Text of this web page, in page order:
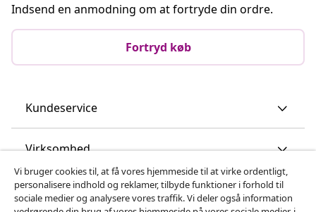
Indsend en anmodning om at fortryde din ordre.
Fortryd køb
Kundeservice
Virksomhed
vidaXL
Vi bruger cookies til, at få vores hjemmeside til at virke ordentligt,
personalisere indhold og reklamer, tilbyde funktioner i forhold til
sociale medier og analysere vores traffik. Vi deler også information